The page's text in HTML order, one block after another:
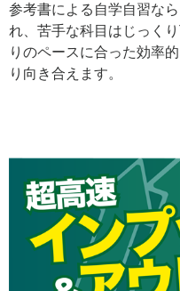
参考書による自学自習な
れ、苦手な科目はじっく
りのペースに合った効率
り向き合えます。